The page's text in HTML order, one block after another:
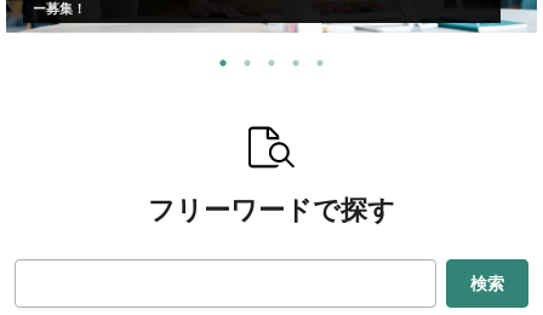
ー募集！
フリーワードで探す
検索